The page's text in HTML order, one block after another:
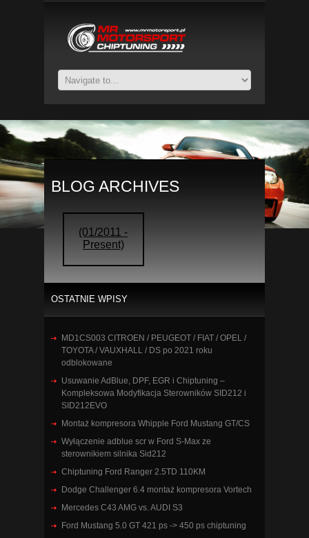
BLOG ARCHIVES
(01/2011 -
Present)
OSTATNIE WPISY
MD1CS003 CITROEN / PEUGEOT / FIAT / OPEL /
TOYOTA / VAUXHALL / DS po 2021 roku
odblokowane
Usuwanie AdBlue, DPF, EGR i Chiptuning –
Kompleksowa Modyfikacja Sterowników SID212 i
SID212EVO
Montaż kompresora Whipple Ford Mustang GT/CS
Wyłączenie adblue scr w Ford S-Max ze
sterownikiem silnika Sid212
Chiptuning Ford Ranger 2.5TD 110KM
Dodge Challenger 6.4 montaż kompresora Vortech
Mercedes C43 AMG vs. AUDI S3
Ford Mustang 5.0 GT 421 ps -> 450 ps chiptuning